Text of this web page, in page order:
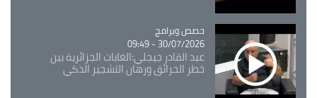
Catégorie
حصص وبرامج
30/07/2026 - 09:49
عبد القادر جيجلي:الغابات الجزائرية بين
خطر الحرائق ورهان التشجير الذكي